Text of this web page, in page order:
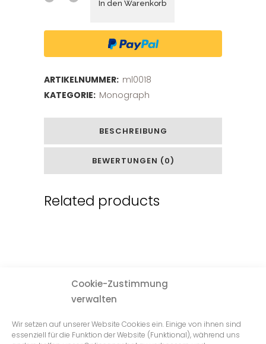
Cookie-Zustimmung
verwalten
Wir setzen auf unserer Website Cookies ein. Einige von ihnen sind
essenziell für die Funktion der Website (Funktional), während uns
In den Warenkorb
ARTIKELNUMMER: ml0018
KATEGORIE: Monograph
BESCHREIBUNG
BEWERTUNGEN (0)
Related products